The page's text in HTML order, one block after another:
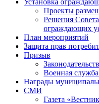
Проекты
Решения
ограждающих
План мероприятий
Защита прав
Призыв
Военная
Награды
СМИ
Газета